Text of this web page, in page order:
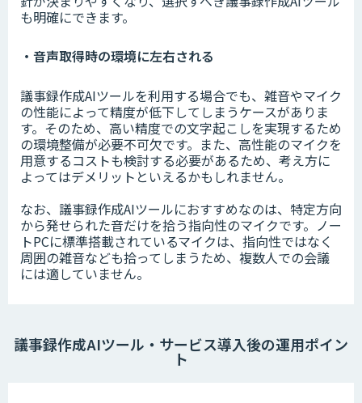
も明確にできます。
・音声取得時の環境に左右される
議事録作成AIツールを利用する場合でも、雑音やマイク
の性能によって精度が低下してしまうケースがありま
す。そのため、高い精度での文字起こしを実現するため
の環境整備が必要不可欠です。また、高性能のマイクを
用意するコストも検討する必要があるため、考え方に
よってはデメリットといえるかもしれません。
なお、議事録作成AIツールにおすすめなのは、特定方向
から発せられた音だけを拾う指向性のマイクです。ノー
トPCに標準搭載されているマイクは、指向性ではなく
周囲の雑音なども拾ってしまうため、複数人での会議
には適していません。
議事録作成AIツール・サービス導入後の運用ポイン
ト